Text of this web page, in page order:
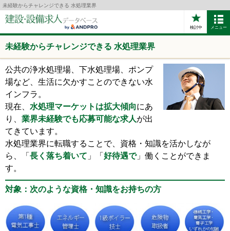
未経験からチャレンジできる 水処理業界
検討中 メニュー
未経験からチャレンジできる 水処理業界
公共の浄水処理場、下水処理場、ポンプ
場など、生活に欠かすことのできない水
インフラ。
現在、 水処理マーケットは拡大傾向にあ
り、 業界未経験でも応募可能な求人が出
てきています。
水処理業界に転職することで、資格・知識を活かしなが
ら、「 長く落ち着いて 」「 好待遇で」働くことができま
す。
対象：次のような資格・知識をお持ちの方